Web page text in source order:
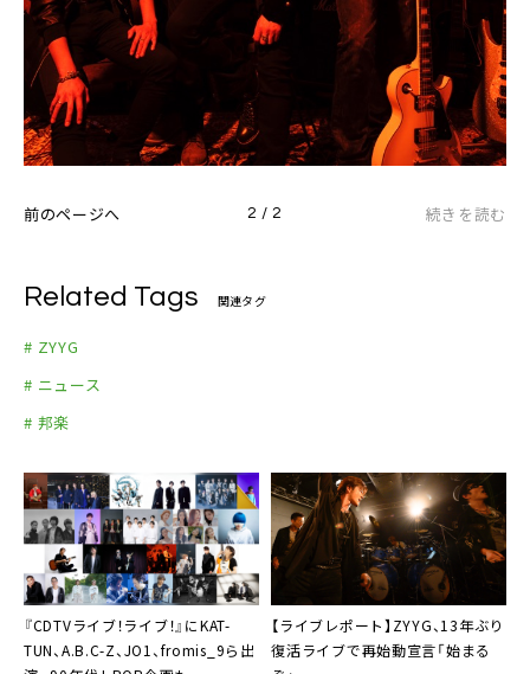
前のページへ 2 / 2 続きを読む
Related Tags 関連タグ
# ZYYG
# ニュース
# 邦楽
『CDTVライブ！ライブ！』にKAT-
TUN、A.B.C-Z、JO1、fromis_9ら出
【ライブレポート】 ZYYG、13年ぶり
復活ライブで再始動宣言「始まる